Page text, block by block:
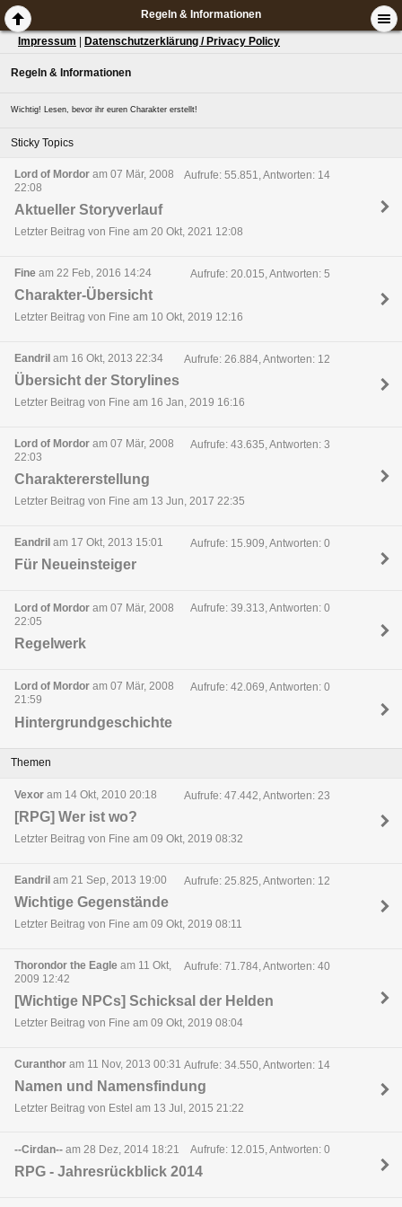
Regeln & Informationen
Impressum Datenschutzerklärung / Privacy Policy
Regeln & Informationen
Wichtig! Lesen, bevor ihr euren Charakter erstellt!
Sticky Topics
Lord of Mordor am 07 Mär, 2008
22:08
Aufrufe: 55.851, Antworten: 14
Aktueller Storyverlauf
Letzter Beitrag von Fine am 20 Okt, 2021 12:08
Fine am 22 Feb, 2016 14:24 Aufrufe: 20.015, Antworten: 5
Charakter-Übersicht
Letzter Beitrag von Fine am 10 Okt, 2019 12:16
Eandril am 16 Okt, 2013 22:34 Aufrufe: 26.884, Antworten: 12
Übersicht der Storylines
Letzter Beitrag von Fine am 16 Jan, 2019 16:16
Lord of Mordor am 07 Mär, 2008
22:03
Aufrufe: 43.635, Antworten: 3
Charaktererstellung
Letzter Beitrag von Fine am 13 Jun, 2017 22:35
Eandril am 17 Okt, 2013 15:01 Aufrufe: 15.909, Antworten: 0
Für Neueinsteiger
Lord of Mordor am 07 Mär, 2008
22:05
Aufrufe: 39.313, Antworten: 0
Regelwerk
Lord of Mordor am 07 Mär, 2008
21:59
Aufrufe: 42.069, Antworten: 0
Hintergrundgeschichte
Themen
Vexor am 14 Okt, 2010 20:18 Aufrufe: 47.442, Antworten: 23
[RPG] Wer ist wo?
Letzter Beitrag von Fine am 09 Okt, 2019 08:32
Eandril am 21 Sep, 2013 19:00 Aufrufe: 25.825, Antworten: 12
Wichtige Gegenstände
Letzter Beitrag von Fine am 09 Okt, 2019 08:11
Thorondor the Eagle am 11 Okt,
2009 12:42
Aufrufe: 71.784, Antworten: 40
[Wichtige NPCs] Schicksal der Helden
Letzter Beitrag von Fine am 09 Okt, 2019 08:04
Curanthor am 11 Nov, 2013 00:31 Aufrufe: 34.550, Antworten: 14
Namen und Namensfindung
Letzter Beitrag von Estel am 13 Jul, 2015 21:22
--Cirdan-- am 28 Dez, 2014 18:21 Aufrufe: 12.015, Antworten: 0
RPG - Jahresrückblick 2014